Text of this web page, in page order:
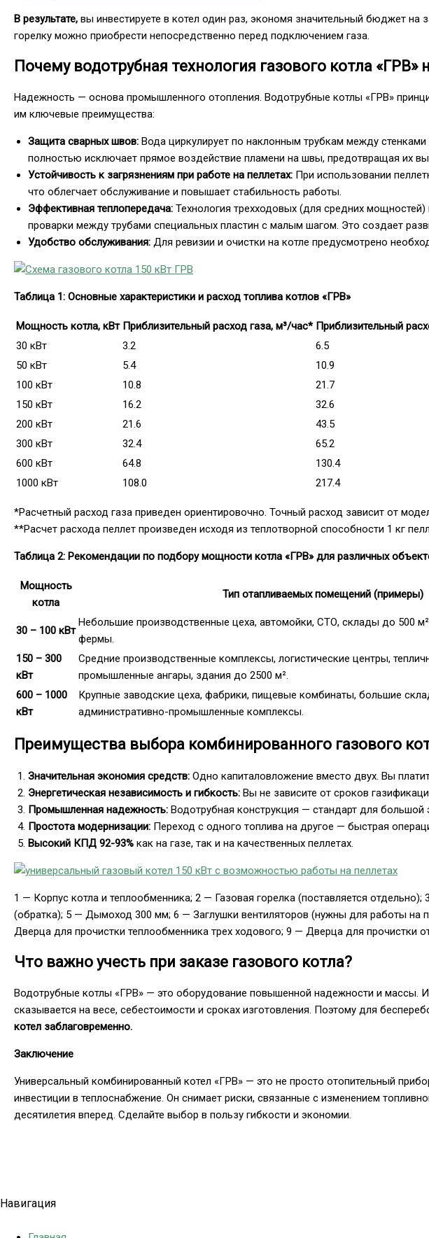
В результате, вы инвестируете в котел один раз, экономя значительный бюджет на
горелку можно приобрести непосредственно перед подключением газа.
Почему водотрубная технология газового котла
Надежность — основа промышленного отопления. Водотрубные котлы «ГРВ»
им ключевые преимущества:
Защита сварных швов: Вода циркулирует по наклонным трубкам между
полностью исключает прямое воздействие пламени на швы, предотвращая их
Устойчивость к загрязнениям при работе на пеллетах: При использовании
что облегчает обслуживание и повышает стабильность работы.
Эффективная теплопередача: Технология трехходовых (для средних
проварки между трубами специальных пластин с малым шагом. Это создает
Удобство обслуживания: Для ревизии и очистки на котле предусмотрено
Таблица 1: Основные характеристики и расход топлива котлов «ГРВ»
Мощность котла, кВт Приблизительный расход газа, м³/час* Приблизительный
30 кВт
3.2 6.5
50 кВт
5.4 10.9
100 кВт
10.8 21.7
150 кВт
16.2 32.6
200 кВт
21.6 43.5
300 кВт
32.4 65.2
600 кВт
64.8 130.4
1000 кВт
108.0 217.4
*Расчетный расход газа приведен ориентировочно. Точный расход зависит от
**Расчет расхода пеллет произведен исходя из теплотворной способности 1 кг
Таблица 2: Рекомендации по подбору мощности котла «ГРВ» для различных
Мощность
котла
Тип отапливаемых помещений (примеры)
30 – 100 кВт
Небольшие производственные цеха, автомойки, СТО, склады до 500
фермы.
150 – 300
кВт
Средние производственные комплексы, логистические центры,
промышленные ангары, здания до 2500 м².
600 – 1000
кВт
Крупные заводские цеха, фабрики, пищевые комбинаты, большие
административно-промышленные комплексы.
Преимущества выбора комбинированного газового
Значительная экономия средств: Одно капиталовложение вместо двух. Вы
Энергетическая независимость и гибкость: Вы не зависите от сроков
Промышленная надежность: Водотрубная конструкция — стандарт для
Простота модернизации: Переход с одного топлива на другое — быстрая
Высокий КПД 92-93% как на газе, так и на качественных пеллетах.
1 — Корпус котла и теплообменника; 2 — Газовая горелка (поставляется
(обратка); 5 — Дымоход 300 мм; 6 — Заглушки вентиляторов (нужны для работы на
Дверца для прочистки теплообменника трех ходового; 9 — Дверца для прочистки
Что важно учесть при заказе газового котла?
Водотрубные котлы «ГРВ» — это оборудование повышенной надежности и массы.
сказывается на весе, себестоимости и сроках изготовления. Поэтому для
котел заблаговременно.
Заключение
Универсальный комбинированный котел «ГРВ» — это не просто отопительный
инвестиции в теплоснабжение. Он снимает риски, связанные с изменением
десятилетия вперед. Сделайте выбор в пользу гибкости и экономии.
Навигация